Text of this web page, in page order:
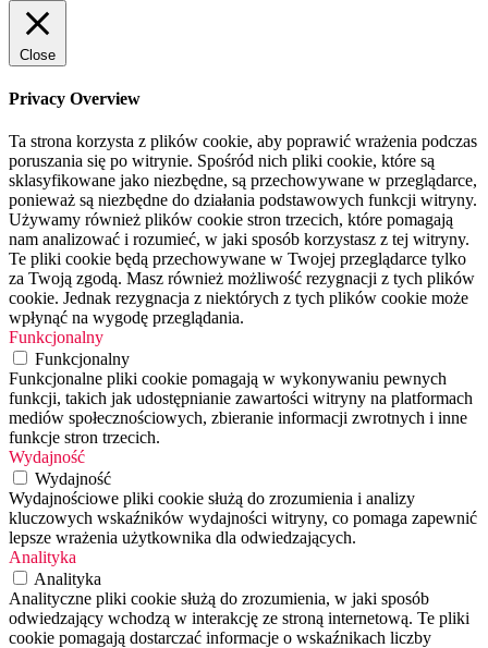
Close
Privacy Overview
Ta strona korzysta z plików cookie, aby poprawić wrażenia podczas
poruszania się po witrynie. Spośród nich pliki cookie, które są
sklasyfikowane jako niezbędne, są przechowywane w przeglądarce,
ponieważ są niezbędne do działania podstawowych funkcji witryny.
Używamy również plików cookie stron trzecich, które pomagają
nam analizować i rozumieć, w jaki sposób korzystasz z tej witryny.
Te pliki cookie będą przechowywane w Twojej przeglądarce tylko
za Twoją zgodą. Masz również możliwość rezygnacji z tych plików
cookie. Jednak rezygnacja z niektórych z tych plików cookie może
wpłynąć na wygodę przeglądania.
Funkcjonalny
Funkcjonalny
Funkcjonalne pliki cookie pomagają w wykonywaniu pewnych
funkcji, takich jak udostępnianie zawartości witryny na platformach
mediów społecznościowych, zbieranie informacji zwrotnych i inne
funkcje stron trzecich.
Wydajność
Wydajność
Wydajnościowe pliki cookie służą do zrozumienia i analizy
kluczowych wskaźników wydajności witryny, co pomaga zapewnić
lepsze wrażenia użytkownika dla odwiedzających.
Analityka
Analityka
Analityczne pliki cookie służą do zrozumienia, w jaki sposób
odwiedzający wchodzą w interakcję ze stroną internetową. Te pliki
cookie pomagają dostarczać informacje o wskaźnikach liczby